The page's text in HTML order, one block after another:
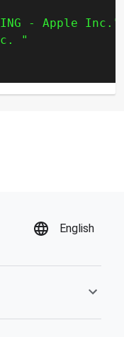
- Apple Inc."
"
English